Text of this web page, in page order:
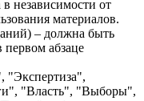
независимости от
материалов.
– должна быть
первом абзаце
"Экспертиза",
"Власть", "Выборы",